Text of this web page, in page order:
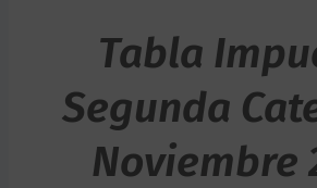
Tabla
Segunda
Noviembre